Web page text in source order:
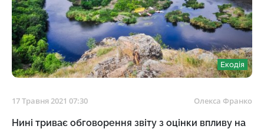
Екодія
17 Травня 2021 07:30 Олекса Франко
Нині триває обговорення звіту з оцінки впливу на